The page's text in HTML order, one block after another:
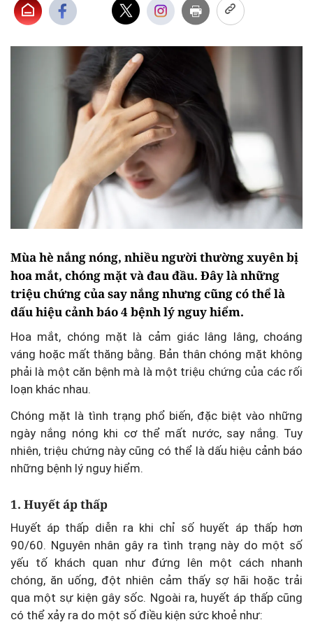
Mùa hè nắng nóng, nhiều người thường xuyên bị
hoa mắt, chóng mặt và đau đầu. Đây là những
triệu chứng của say nắng nhưng cũng có thể là
dấu hiệu cảnh báo 4 bệnh lý nguy hiểm.
Hoa mắt, chóng mặt là cảm giác lâng lâng, choáng
váng hoặc mất thăng bằng. Bản thân chóng mặt không
phải là một căn bệnh mà là một triệu chứng của các rối
loạn khác nhau.
Chóng mặt là tình trạng phổ biến, đặc biệt vào những
ngày nắng nóng khi cơ thể mất nước, say nắng. Tuy
nhiên, triệu chứng này cũng có thể là dấu hiệu cảnh báo
những bệnh lý nguy hiểm.
1. Huyết áp thấp
Huyết áp thấp diễn ra khi chỉ số huyết áp thấp hơn
90/60. Nguyên nhân gây ra tình trạng này do một số
yếu tố khách quan như đứng lên một cách nhanh
chóng, ăn uống, đột nhiên cảm thấy sợ hãi hoặc trải
qua một sự kiện gây sốc. Ngoài ra, huyết áp thấp cũng
có thể xảy ra do một số điều kiện sức khoẻ như: